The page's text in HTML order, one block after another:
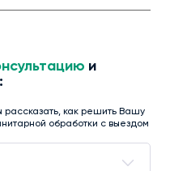
и
рассказать, как решить Вашу
обработки с выездом